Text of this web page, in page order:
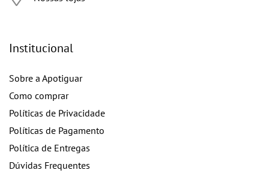
Institucional
Sobre a Apotiguar
Como comprar
Políticas de Privacidade
Políticas de Pagamento
Política de Entregas
Dúvidas Frequentes